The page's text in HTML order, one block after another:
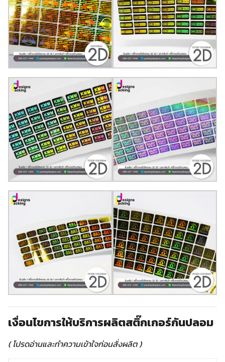
เงื่อนไขการให้บริการผลิตสติ๊กเกอร์กันปลอม
( โปรดอ่านและทำความเข้าใจก่อนสั่งผลิต )